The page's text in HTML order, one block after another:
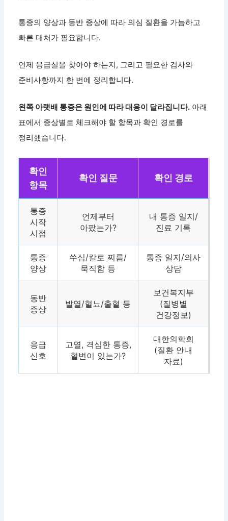
통증의 양상과 동반 증상에 따라 의심 질환을 가늠하고
빠른 대처가 필요합니다.
언제 응급실을 찾아야 하는지, 그리고 필요한 검사와
준비사항까지 한 번에 정리합니다.
왼쪽 아랫배 통증은 원인에 따라 대응이 달라집니다. 아래
표에서 증상별로 체크해야 할 항목과 확인 경로를
정리했습니다.
확인
항목
확인 질문 확인 경로
통증
시작
시점
언제부터
아팠는가?
내 통증 일지/
진료 기록
통증
양상
쑤심/칼로 찌름/
묵직함 등
통증 일지/의사
상담
동반
증상
발열/혈뇨/출혈 등
보건복지부
(질병별
건강정보)
응급
신호
고열, 격심한 통증,
혈변이 있는가?
대한의학회
(질환 안내
자료)